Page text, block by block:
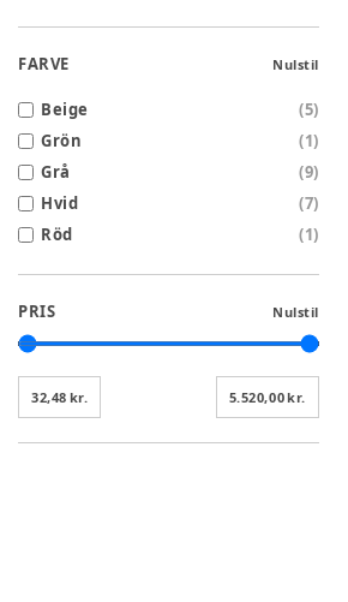
FARVE Nulstil
Beige (5)
Grön
(1)
Grå
(9)
Hvid
(7)
Röd
(1)
PRIS Nulstil
32,48 kr. 5.520,00 kr.